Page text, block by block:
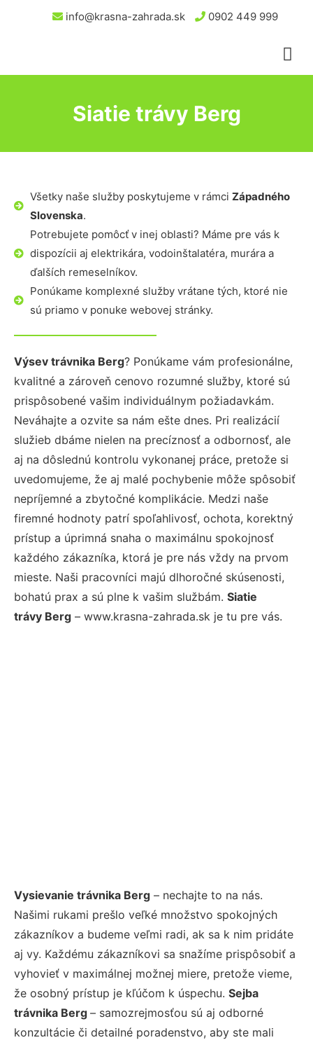
info@krasna-zahrada.sk 0902 449 999
Siatie trávy Berg
Všetky naše služby poskytujeme v rámci Západného
Slovenska.
Potrebujete pomôcť v inej oblasti? Máme pre vás k
dispozícii aj elektrikára, vodoinštalatéra, murára a
ďalších remeselníkov.
Ponúkame komplexné služby vrátane tých, ktoré nie
sú priamo v ponuke webovej stránky.
Výsev trávnika Berg? Ponúkame vám profesionálne,
kvalitné a zároveň cenovo rozumné služby, ktoré sú
prispôsobené vašim individuálnym požiadavkám.
Neváhajte a ozvite sa nám ešte dnes. Pri realizácií
služieb dbáme nielen na precíznosť a odbornosť, ale
aj na dôslednú kontrolu vykonanej práce, pretože si
uvedomujeme, že aj malé pochybenie môže spôsobiť
nepríjemné a zbytočné komplikácie. Medzi naše
firemné hodnoty patrí spoľahlivosť, ochota, korektný
prístup a úprimná snaha o maximálnu spokojnosť
každého zákazníka, ktorá je pre nás vždy na prvom
mieste. Naši pracovníci majú dlhoročné skúsenosti,
bohatú prax a sú plne k vašim službám. Siatie
trávy Berg – www.krasna-zahrada.sk je tu pre vás.
Vysievanie trávnika Berg – nechajte to na nás.
Našimi rukami prešlo veľké množstvo spokojných
zákazníkov a budeme veľmi radi, ak sa k nim pridáte
aj vy. Každému zákazníkovi sa snažíme prispôsobiť a
vyhovieť v maximálnej možnej miere, pretože vieme,
že osobný prístup je kľúčom k úspechu. Sejba
trávnika Berg – samozrejmosťou sú aj odborné
konzultácie či detailné poradenstvo, aby ste mali